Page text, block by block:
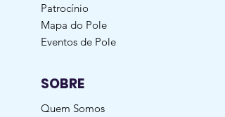
Patrocínio
Mapa do Pole
Eventos de Pole
SOBRE
Quem Somos